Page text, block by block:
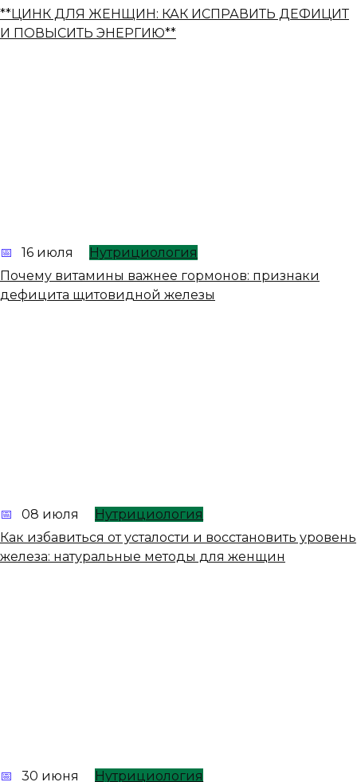
**ЦИНК ДЛЯ ЖЕНЩИН: КАК ИСПРАВИТЬ ДЕФИЦИТ
И ПОВЫСИТЬ ЭНЕРГИЮ**
16 июля
Нутрициология
Почему витамины важнее гормонов: признаки
дефицита щитовидной железы
08 июля
Нутрициология
Как избавиться от усталости и восстановить уровень
железа: натуральные методы для женщин
30 июня Нутрициология